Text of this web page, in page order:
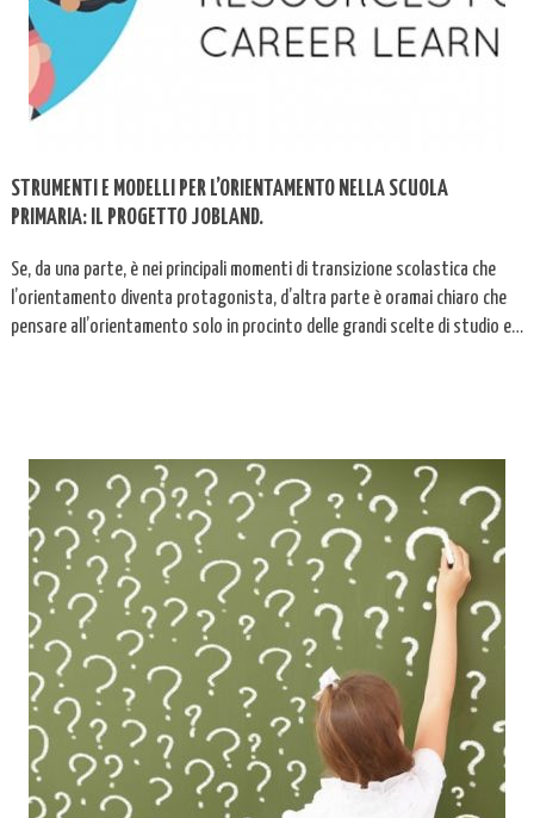
STRUMENTI E MODELLI PER L’ORIENTAMENTO NELLA SCUOLA
PRIMARIA: IL PROGETTO JOBLAND.
Se, da una parte, è nei principali momenti di transizione scolastica che
l’orientamento diventa protagonista, d’altra parte è oramai chiaro che
pensare all’orientamento solo in procinto delle grandi scelte di studio e